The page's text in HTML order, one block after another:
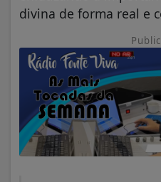
divina de forma real e